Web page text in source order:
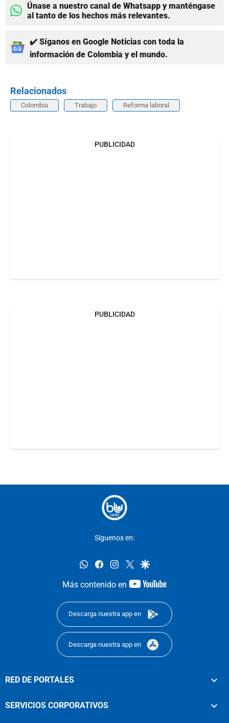
Únase a nuestro canal de Whatsapp y manténgase
al tanto de los hechos más relevantes.
✔️ Síganos en Google Noticias con toda la
información de Colombia y el mundo.
Relacionados
Colombia Trabajo Reforma laboral
PUBLICIDAD
PUBLICIDAD
Síguenos en:
whatsappfacebookinstagram
twittergoogle
Más contenido en
youtube-
Descarga nuestra app en
Descarga nuestra app en
RED DE PORTALES
SERVICIOS CORPORATIVOS